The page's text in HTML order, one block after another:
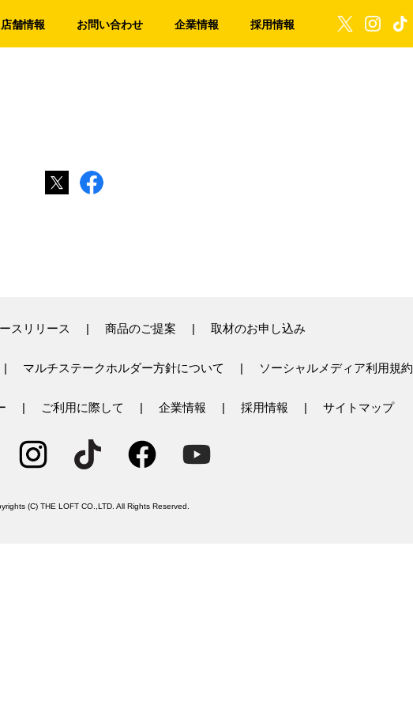
店舗情報 お問い合わせ 企業情報 採用情報
スリリース 商品のご提案 取材のお申し込み
マルチステークホルダー方針について ソーシャルメディア利用規約
ご利用に際して 企業情報 採用情報 サイトマップ
(C) THE LOFT CO.,LTD. All Rights Reserved.